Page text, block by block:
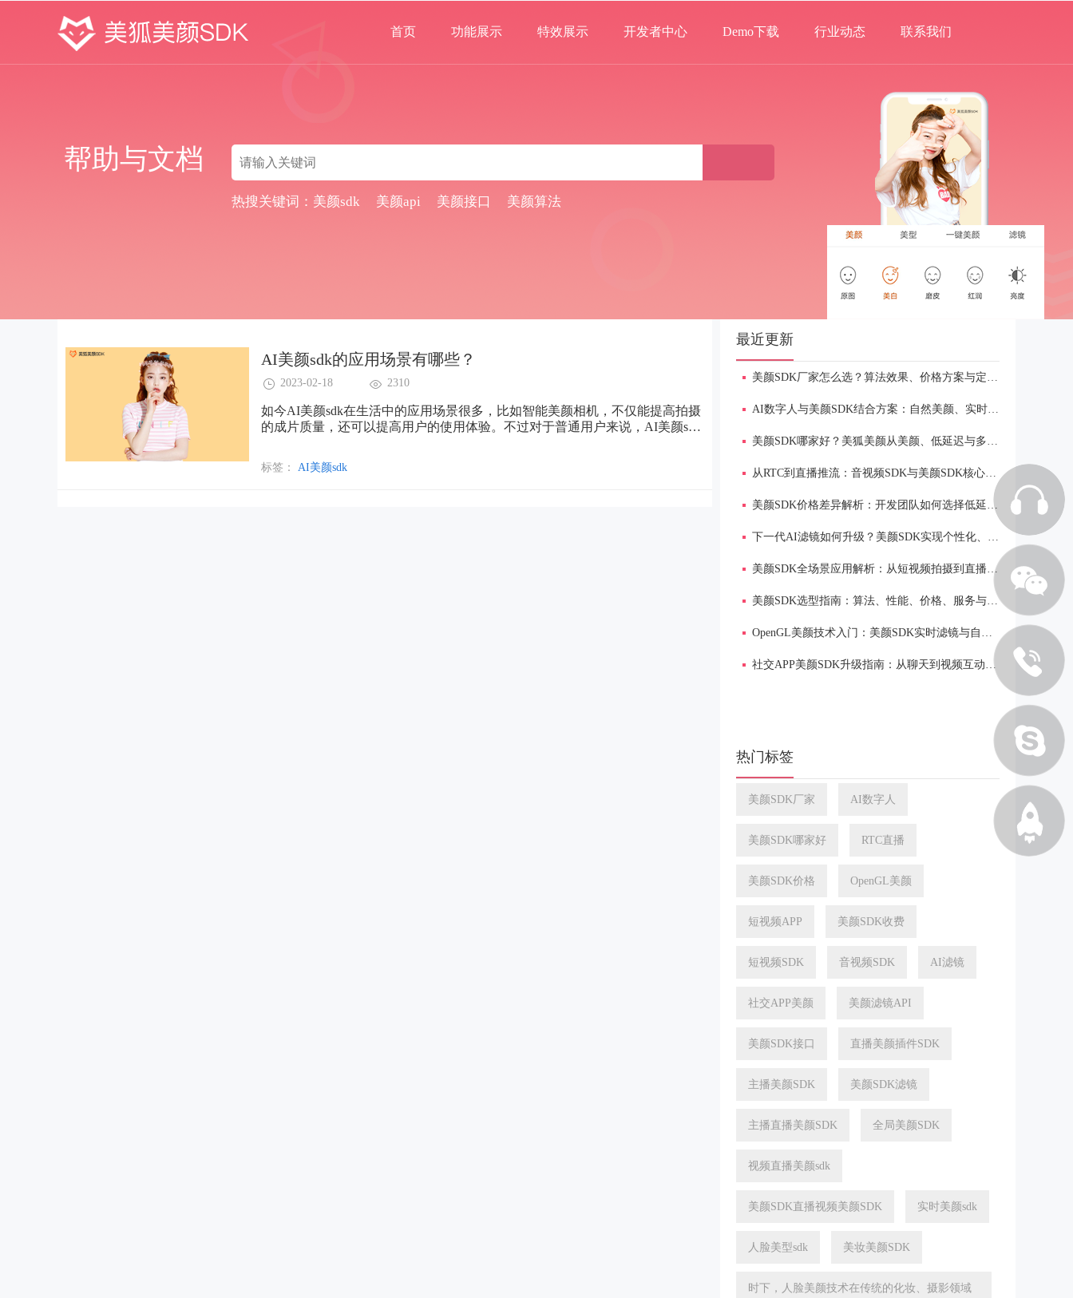
首页 功能展示 特效展示 开发者中心 Demo下载 行业动态 联系我们
帮助与文档
热搜关键词： 美颜sdk 美颜api 美颜接口 美颜算法
AI美颜sdk的应用场景有哪些？
2023-02-18 2310
如今AI美颜sdk在生活中的应用场景很多，比如智能美颜相机，不仅能提高拍摄
的成片质量，还可以提高用户的使用体验。不过对于普通用户来说，AI美颜sdk
其主要由人工参与来实现效果。
标签： AI美颜sdk
最近更新
美颜SDK厂家怎么选？算法效果、价格方案与定制化能力全面对比
AI数字人与美颜SDK结合方案：自然美颜、实时渲染与低延迟体验
美颜SDK哪家好？美狐美颜从美颜、低延迟与多端适配解析
从RTC到直播推流：音视频SDK与美颜SDK核心能力解析
美颜SDK价格差异解析：开发团队如何选择低延迟、多端适配方案
下一代AI滤镜如何升级？美颜SDK实现个性化、实时渲染与场景自适应
美颜SDK全场景应用解析：从短视频拍摄到直播连麦的自然美颜解决方案
美颜SDK选型指南：算法、性能、价格、服务与多端适配全维度分析
OpenGL美颜技术入门：美颜SDK实时滤镜与自然磨皮实现原理
社交APP美颜SDK升级指南：从聊天到视频互动的自然美颜与低延迟方案
热门标签
美颜SDK厂家 AI数字人
美颜SDK哪家好 RTC直播
美颜SDK价格 OpenGL美颜
短视频APP 美颜SDK收费
短视频SDK 音视频SDK AI滤镜
社交APP美颜 美颜滤镜API
美颜SDK接口 直播美颜插件SDK
主播美颜SDK 美颜SDK滤镜
主播直播美颜SDK 全局美颜SDK
视频直播美颜sdk
美颜SDK直播视频美颜SDK 实时美颜sdk
人脸美型sdk 美妆美颜SDK
时下，人脸美颜技术在传统的化妆、摄影领域